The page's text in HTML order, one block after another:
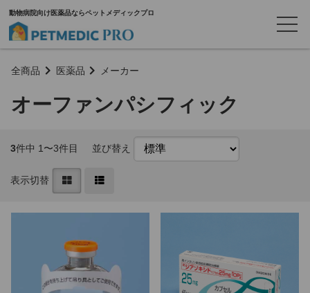
動物病院向け医薬品ならペットメディックプロ
全商品 医薬品 メーカー
オーファンパシフィック
3件中 1〜3件目 並び替え
表示切替